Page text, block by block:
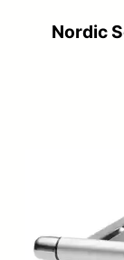
Nordic